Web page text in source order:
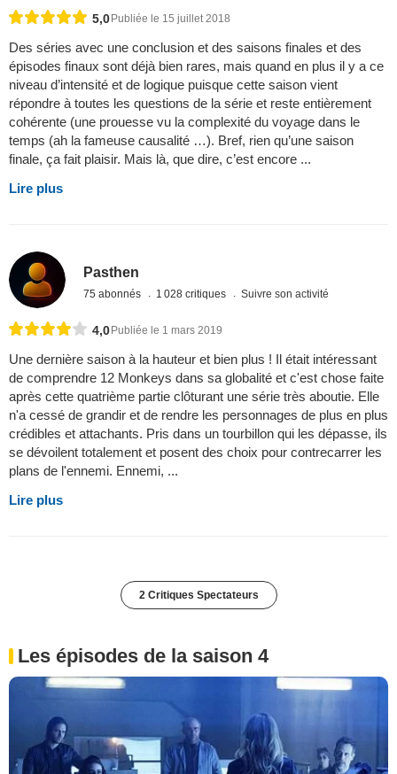
5,0Publiée le 15 juillet 2018
Des séries avec une conclusion et des saisons finales et des
épisodes finaux sont déjà bien rares, mais quand en plus il y a ce
niveau d’intensité et de logique puisque cette saison vient
répondre à toutes les questions de la série et reste entièrement
cohérente (une prouesse vu la complexité du voyage dans le
temps (ah la fameuse causalité …). Bref, rien qu’une saison
finale, ça fait plaisir. Mais là, que dire, c’est encore ...
Lire plus
Pasthen
75 abonnés 1 028 critiques Suivre son activité
4,0 Publiée le 1 mars 2019
Une dernière saison à la hauteur et bien plus ! Il était intéressant
de comprendre 12 Monkeys dans sa globalité et c'est chose faite
après cette quatrième partie clôturant une série très aboutie. Elle
n'a cessé de grandir et de rendre les personnages de plus en plus
crédibles et attachants. Pris dans un tourbillon qui les dépasse, ils
se dévoilent totalement et posent des choix pour contrecarrer les
plans de l'ennemi. Ennemi, ...
Lire plus
2 Critiques Spectateurs
Les épisodes de la saison 4